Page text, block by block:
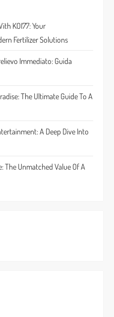
KOI77: Your
Fertilizer Solutions
Immediato: Guida
The Ultimate Guide To A
A Deep Dive Into
The Unmatched Value Of A